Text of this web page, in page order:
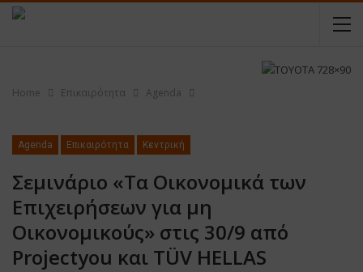
Home Επικαιρότητα Agenda
Agenda Επικαιρότητα Κεντρική
Σεμινάριο «Τα Οικονομικά των
Επιχειρήσεων για μη
Οικονομικούς» στις 30/9 από
Projectyou και TÜV HELLAS